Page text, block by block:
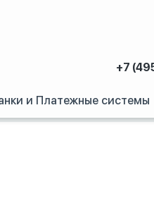
+7
и Платежные системы